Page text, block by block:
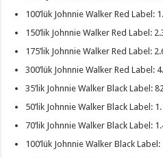
100’lük Johnnie Walker Red Label:
150’lik Johnnie Walker Red Label:
175’lik Johnnie Walker Red Label:
300’lük Johnnie Walker Red Label:
35’lik Johnnie Walker Black Label:
50’lik Johnnie Walker Black Label:
70’lik Johnnie Walker Black Label:
100’lük Johnnie Walker Black Label: